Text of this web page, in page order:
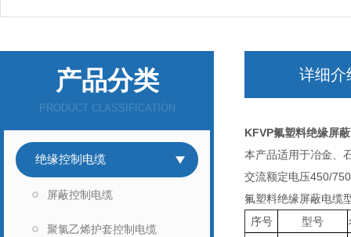
产品分类
PRODUCT CLASSIFICATION
绝缘控制电缆
屏蔽控制电缆
聚氯乙烯护套控制电缆
详细介
KFVP氟塑料绝缘屏
本产品适用于冶金、
交流额定电压450/
氟塑料绝缘屏蔽电缆
序号
型号